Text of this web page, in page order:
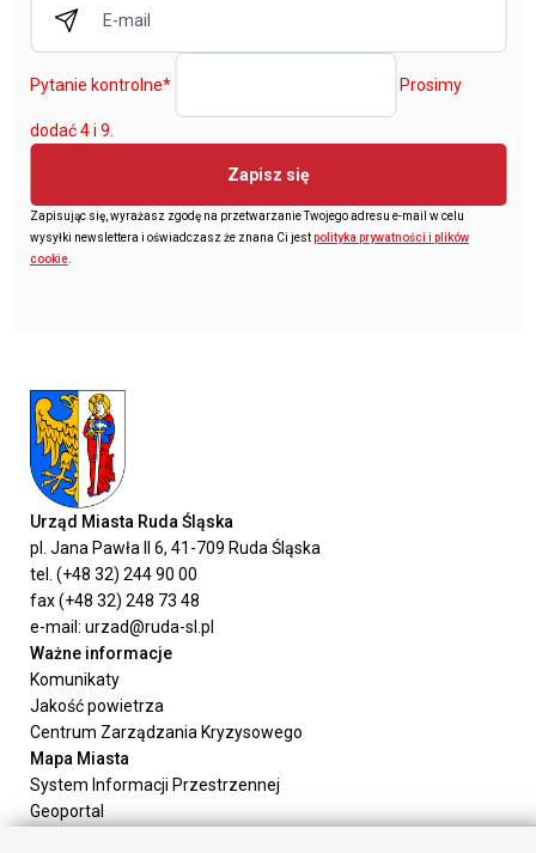
Pytanie kontrolne* Prosimy
dodać 4 i 9.
Zapisz się
Zapisując się, wyrażasz zgodę na przetwarzanie Twojego adresu e-mail w celu
wysyłki newslettera i oświadczasz że znana Ci jestpolityka prywatności i plików
cookie
Urząd Miasta Ruda Śląska
pl. Jana Pawła II 6, 41-709 Ruda Śląska
tel. (+48 32) 244 90 00
fax (+48 32) 248 73 48
e-mail: urzad@ruda-sl.pl
Ważne informacje
Komunikaty
Jakość powietrza
Centrum Zarządzania Kryzysowego
Mapa Miasta
System Informacji Przestrzennej
Geoportal